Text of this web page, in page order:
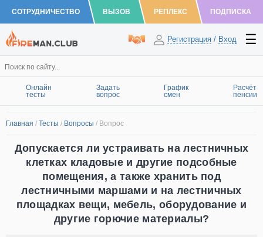
СОТРУДНИЧЕСТВО ВЫЗОВ РЕПЛЕКС ПОДПИСКА
Регистрация / Вход
Онлайн
тесты
Задать
вопрос
График
смен
Расчёт
пенсии
Главная / Тесты / Вопросы / Вопрос
Допускается ли устраивать на лестничных
клетках кладовые и другие подсобные
помещения, а также хранить под
лестничными маршами и на лестничных
площадках вещи, мебель, оборудование и
другие горючие материалы?